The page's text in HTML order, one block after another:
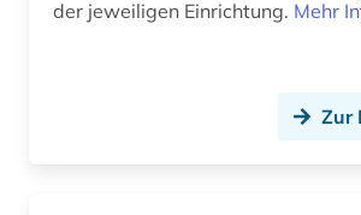
der jeweiligen Einrichtung. Mehr
Zur